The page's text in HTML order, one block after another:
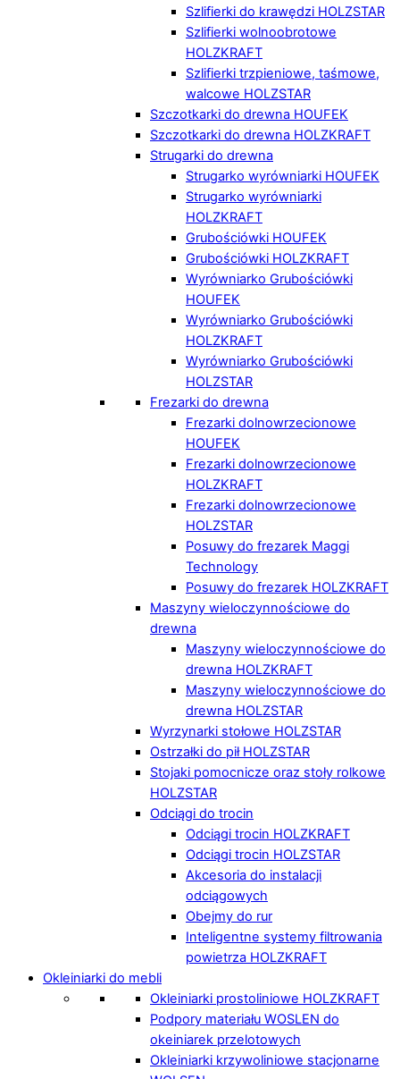
Szlifierki do krawędzi HOLZSTAR
Szlifierki wolnoobrotowe
HOLZKRAFT
Szlifierki trzpieniowe, taśmowe,
walcowe HOLZSTAR
Szczotkarki do drewna HOUFEK
Szczotkarki do drewna HOLZKRAFT
Strugarki do drewna
Strugarko wyrówniarki HOUFEK
Strugarko wyrówniarki
HOLZKRAFT
Grubościówki HOUFEK
Grubościówki HOLZKRAFT
Wyrówniarko Grubościówki
HOUFEK
Wyrówniarko Grubościówki
HOLZKRAFT
Wyrówniarko Grubościówki
HOLZSTAR
Frezarki do drewna
Frezarki dolnowrzecionowe
HOUFEK
Frezarki dolnowrzecionowe
HOLZKRAFT
Frezarki dolnowrzecionowe
HOLZSTAR
Posuwy do frezarek Maggi
Technology
Posuwy do frezarek HOLZKRAFT
Maszyny wieloczynnościowe do
drewna
Maszyny wieloczynnościowe do
drewna HOLZKRAFT
Maszyny wieloczynnościowe do
drewna HOLZSTAR
Wyrzynarki stołowe HOLZSTAR
Ostrzałki do pił HOLZSTAR
Stojaki pomocnicze oraz stoły rolkowe
HOLZSTAR
Odciągi do trocin
Odciągi trocin HOLZKRAFT
Odciągi trocin HOLZSTAR
Akcesoria do instalacji
odciągowych
Obejmy do rur
Inteligentne systemy filtrowania
powietrza HOLZKRAFT
Okleiniarki do mebli
Okleiniarki prostoliniowe HOLZKRAFT
Podpory materiału WOSLEN do
okeiniarek przelotowych
Okleiniarki krzywoliniowe stacjonarne